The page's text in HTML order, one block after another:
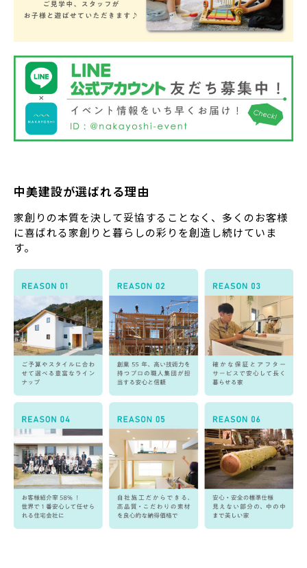
中美建設が選ばれる理由
家創りの本質を決して妥協することなく、多くのお客様
に喜ばれる家創りと暮らしの彩りを創造し続けていま
す。